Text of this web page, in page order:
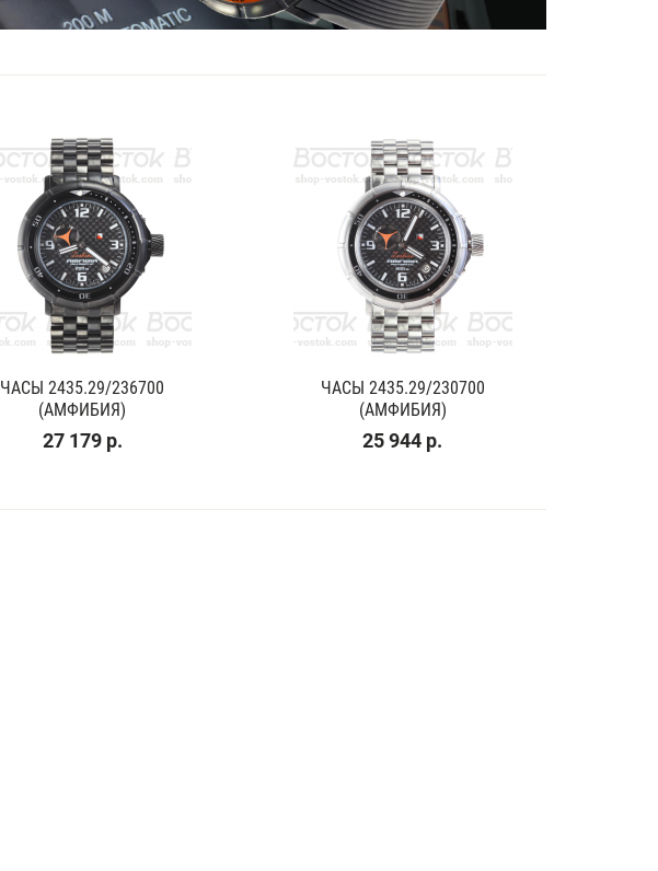
ЧАСЫ 2435.29/236700
(АМФИБИЯ)
27 179 р.
ЧАСЫ 2435.29/230700
(АМФИБИЯ)
25 944 р.